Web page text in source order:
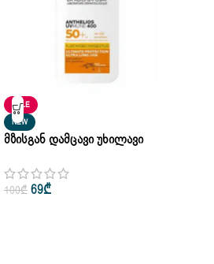
SALE
NEW
Მზისგან Დამცავი Უხილავი
SPF50+ La Roche 50ml
100₾ 69₾